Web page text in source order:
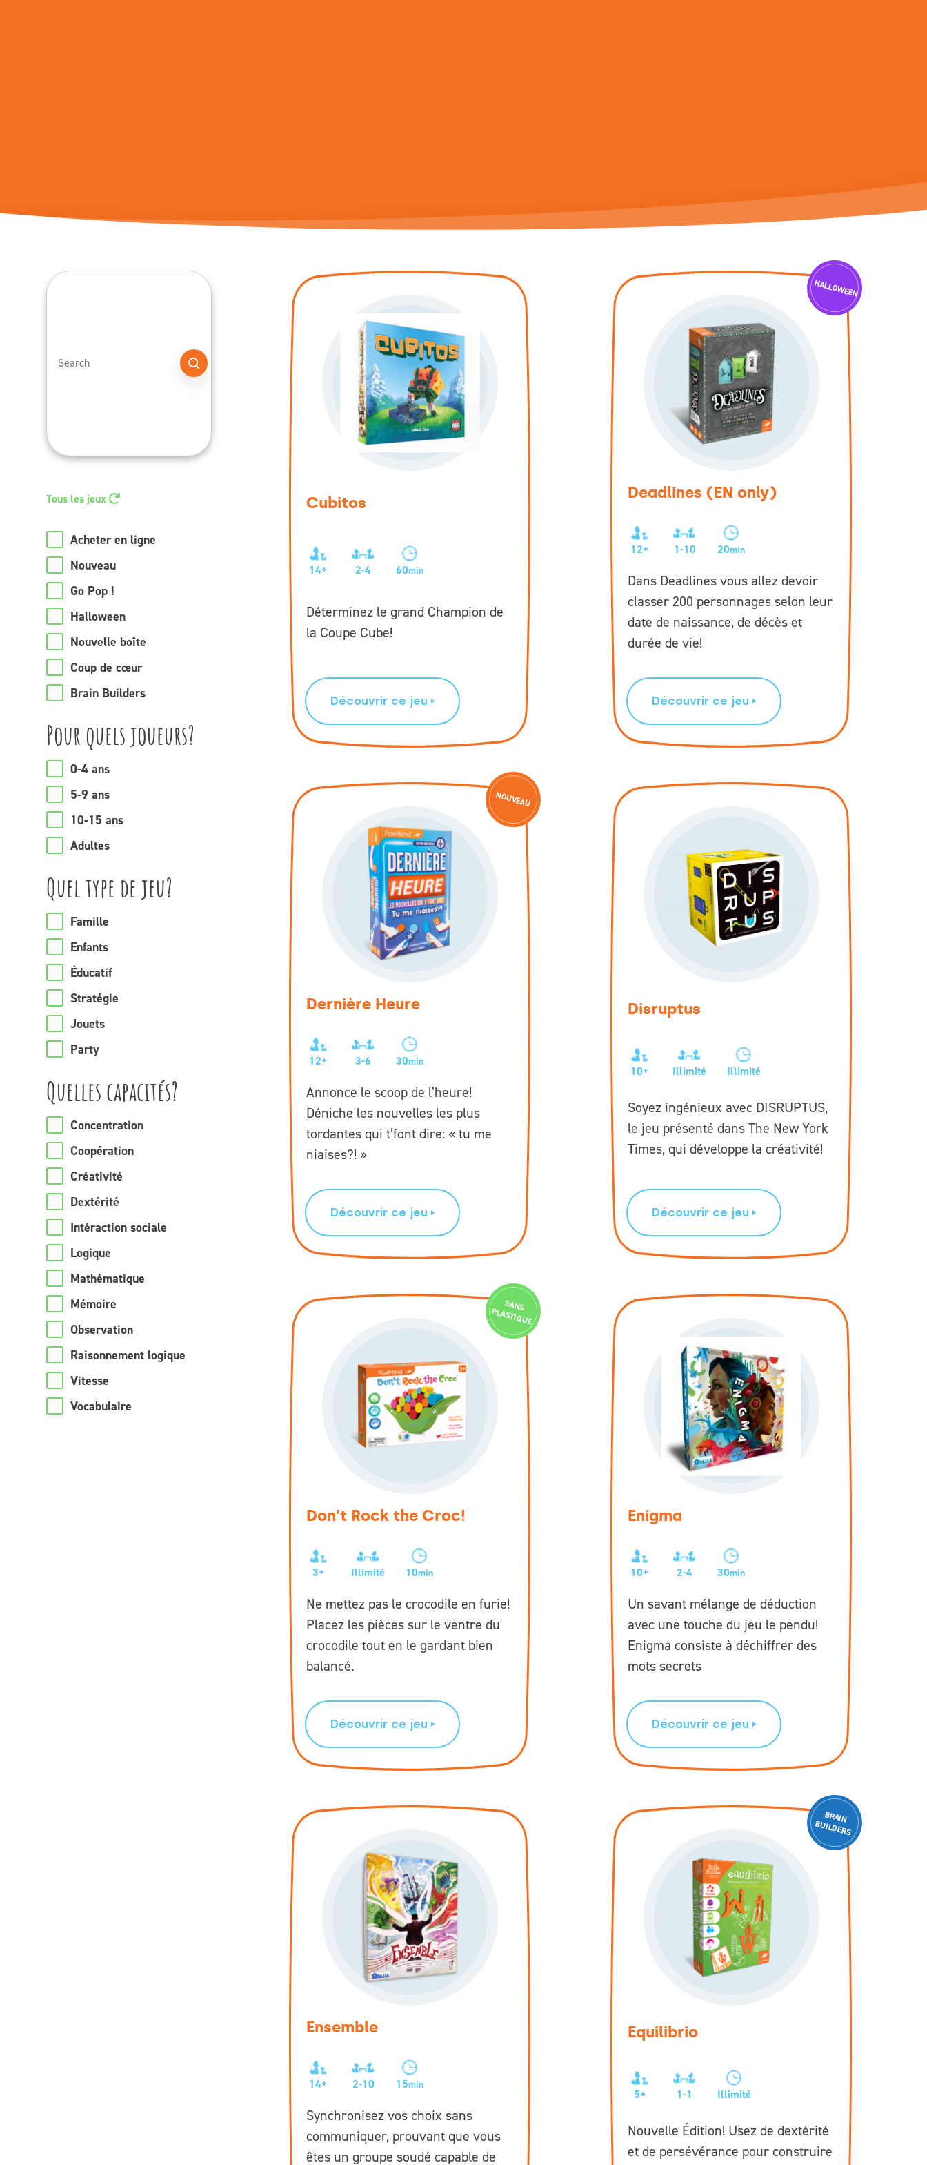
Tous les jeux
Acheter en ligne
Nouveau
Go Pop !
Halloween
Nouvelle boîte
Coup de cœur
Brain Builders
Pour quels joueurs?
0-4 ans
5-9 ans
10-15 ans
Adultes
Quel type de jeu?
Famille
Enfants
Éducatif
Stratégie
Jouets
Party
Quelles capacités?
Concentration
Coopération
Créativité
Dextérité
Intéraction sociale
Logique
Mathématique
Mémoire
Observation
Raisonnement logique
Vitesse
Vocabulaire
Quand les résultats de l'auto-complétion sont disponibles, utilisez les flèches haut et bas pour évaluer entrer pour aller à la page désirée. Utilisateurs et utilisatrices d‘appareils tactiles,
Cubitos
14+ 2-4 60min
Déterminez le grand Champion de
la Coupe Cube!
Découvrir ce jeu
HALLOWEEN
Deadlines (EN only)
12+ 1-10 20min
Dans Deadlines vous allez devoir
classer 200 personnages selon leur
date de naissance, de décès et
durée de vie!
Découvrir ce jeu
NOUVEAU
Dernière Heure
12+ 3-6 30min
Annonce le scoop de l’heure!
Déniche les nouvelles les plus
tordantes qui t’font dire: « tu me
niaises?! »
Découvrir ce jeu
Disruptus
10+ Illimité Illimité
Soyez ingénieux avec DISRUPTUS,
le jeu présenté dans The New York
Times, qui développe la créativité!
Découvrir ce jeu
SAN
S
PLASTIQ
U
E
Don’t Rock the Croc!
3+ Illimité 10min
Ne mettez pas le crocodile en furie!
Placez les pièces sur le ventre du
crocodile tout en le gardant bien
balancé.
Découvrir ce jeu
Enigma
10+ 2-4 30min
Un savant mélange de déduction
avec une touche du jeu le pendu!
Enigma consiste à déchiffrer des
mots secrets
Découvrir ce jeu
Ensemble
14+ 2-10 15min
Synchronisez vos choix sans
communiquer, prouvant que vous
êtes un groupe soudé capable de
BRAIN
BU
ILD
ERS
Equilibrio
5+ 1-1 Illimité
Nouvelle Édition! Usez de dextérité
et de persévérance pour construire